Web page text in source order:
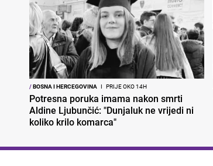
/BOSNA I HERCEGOVINA I PRIJE OKO 14H
Potresna poruka imama nakon smrti
Aldine Ljubunčić: "Dunjaluk ne vrijedi ni
koliko krilo komarca"